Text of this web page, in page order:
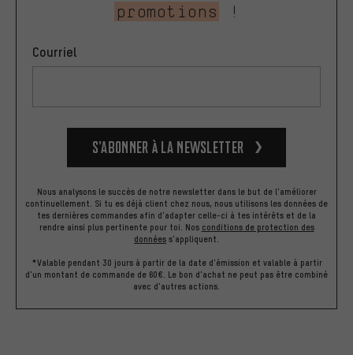
promotions
!
Courriel
S’abonner à la newsletter
Nous analysons le succès de notre newsletter dans le but de l'améliorer
continuellement. Si tu es déjà client chez nous, nous utilisons les données de
tes dernières commandes afin d'adapter celle-ci à tes intérêts et de la
rendre ainsi plus pertinente pour toi. Nos conditions de protection des
données s'appliquent.
*Valable pendant 30 jours à partir de la date d'émission et valable à partir
d'un montant de commande de 60€. Le bon d'achat ne peut pas être combiné
avec d'autres actions.